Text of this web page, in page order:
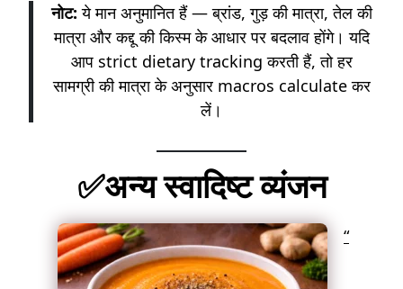
नोट: ये मान अनुमानित हैं — ब्रांड, गुड़ की मात्रा, तेल की
मात्रा और कद्दू की किस्म के आधार पर बदलाव होंगे। यदि
आप strict dietary tracking करती हैं, तो हर
सामग्री की मात्रा के अनुसार macros calculate कर
लें।
✅अन्य स्वादिष्ट व्यंजन
“